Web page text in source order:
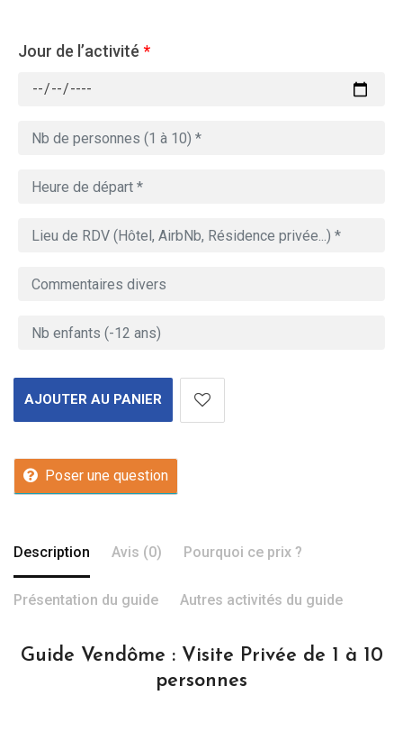
Jour de l’activité *
AJOUTER AU PANIER
Poser une question
Description Avis (0) Pourquoi ce prix ?
Présentation du guide Autres activités du guide
Guide Vendôme : Visite Privée de 1 à 10
personnes